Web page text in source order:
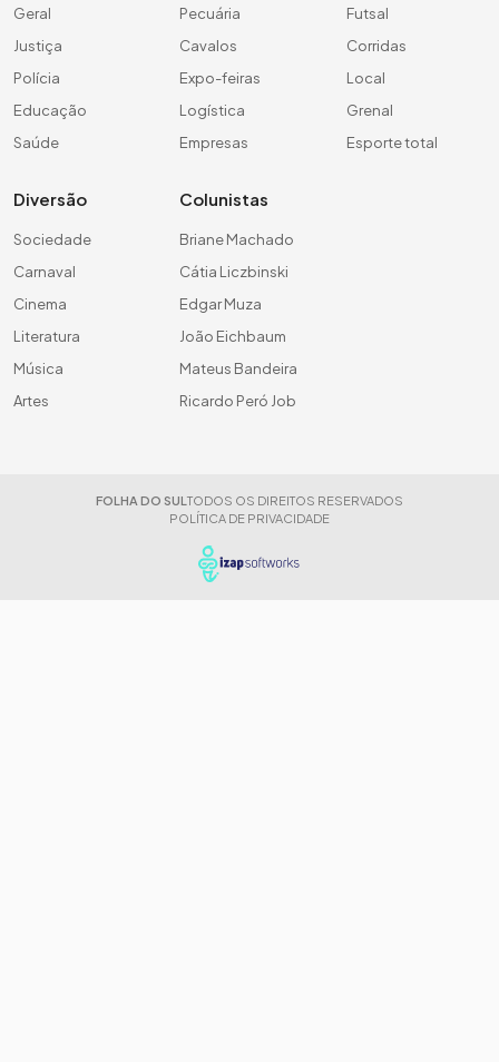
Geral
Justiça
Polícia
Educação
Saúde
Pecuária
Cavalos
Expo-feiras
Logística
Empresas
Futsal
Corridas
Local
Grenal
Esporte total
Diversão
Sociedade
Carnaval
Cinema
Literatura
Música
Artes
Colunistas
Briane Machado
Cátia Liczbinski
Edgar Muza
João Eichbaum
Mateus Bandeira
Ricardo Peró Job
FOLHA DO SUL TODOS OS DIREITOS RESERVADOS
POLÍTICA DE PRIVACIDADE